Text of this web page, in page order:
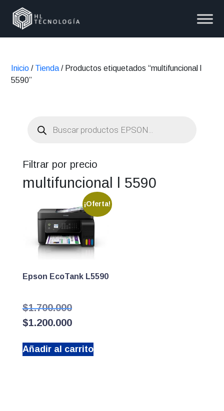
Inicio / Tienda / Productos etiquetados “multifuncional l
5590”
productos
Filtrar por precio
multifuncional l 5590
¡Oferta!
Epson EcoTank L5590
$1.700.000El
original
$1.700.000.
$1.200.000El
es:
Añadir al carrito